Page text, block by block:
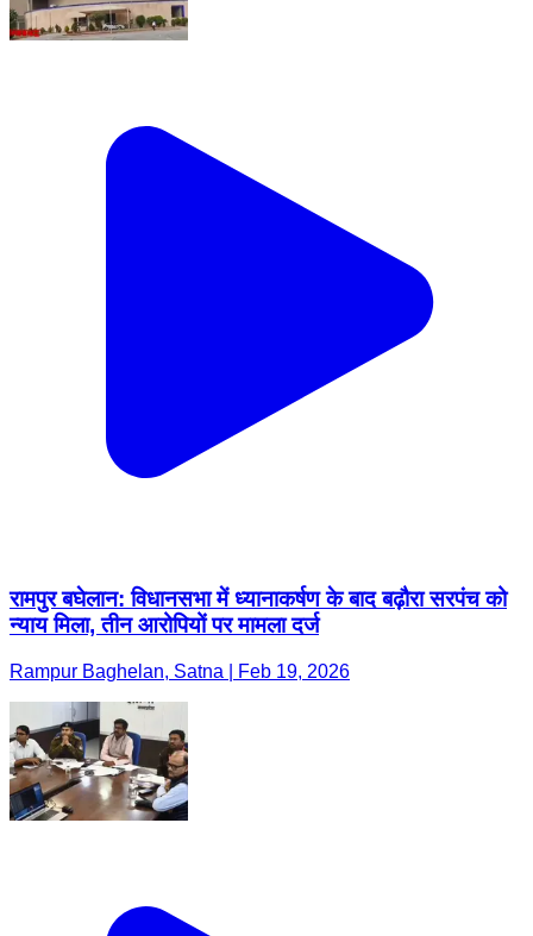
रामपुर बघेलान: विधानसभा में ध्यानाकर्षण के बाद बढ़ौरा सरपंच को
न्याय मिला, तीन आरोपियों पर मामला दर्ज
Rampur Baghelan, Satna | Feb 19, 2026